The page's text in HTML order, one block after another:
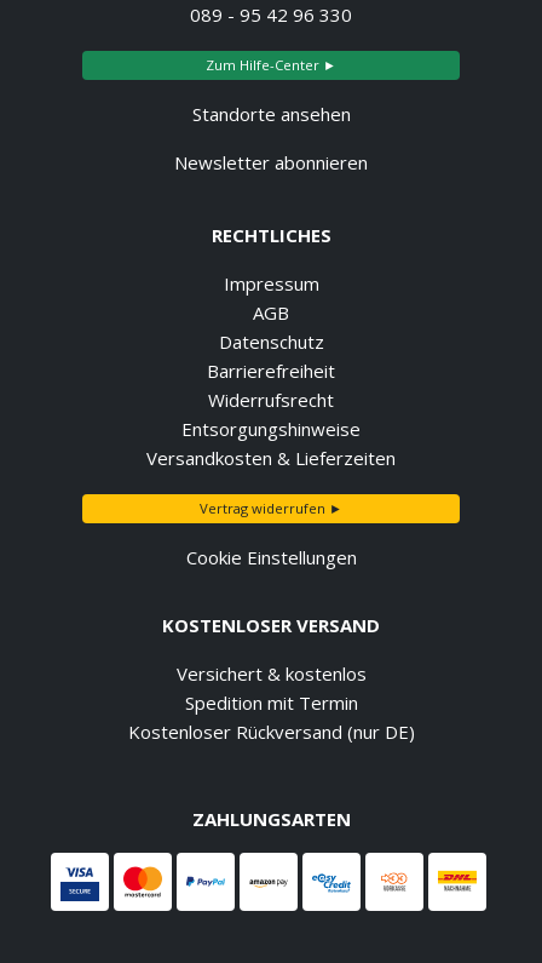
089 - 95 42 96 330
Zum Hilfe-Center ►
Standorte ansehen
Newsletter abonnieren
RECHTLICHES
Impressum
AGB
Datenschutz
Barrierefreiheit
Widerrufsrecht
Entsorgungshinweise
Versandkosten & Lieferzeiten
Vertrag widerrufen ►
Cookie Einstellungen
KOSTENLOSER VERSAND
Versichert & kostenlos
Spedition mit Termin
Kostenloser Rückversand (nur DE)
ZAHLUNGSARTEN